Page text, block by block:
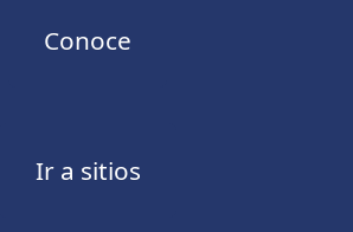
Conoce
Ir a sitios